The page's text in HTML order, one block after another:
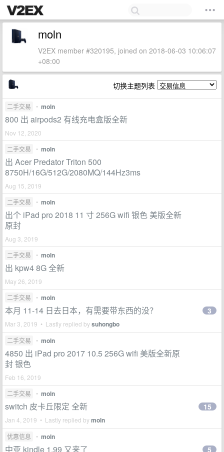
moln
V2EX member #320195, joined on 2018-06-03 10:06:07
+08:00
切换主题列表
二手交易 • moln
800 出 airpods2 有线充电盒版全新
Nov 12, 2020
二手交易
• moln
出 Acer Predator Triton 500
8750H/16G/512G/2080MQ/144Hz3ms
Aug 15, 2019
二手交易
• moln
出个 iPad pro 2018 11 寸 256G wifi 银色 美版全新
原封
Aug 3, 2019
二手交易
• moln
出 kpw4 8G 全新
May 26, 2019
二手交易
• moln
本月 11-14 日去日本，有需要带东西的没？
Mar 3, 2019 • Lastly replied bysuhongbo
3
二手交易 • moln
4850 出 iPad pro 2017 10.5 256G wifi 美版全新原
封 银色
Feb 16, 2019
二手交易
• moln
switch 皮卡丘限定 全新
Jan 4, 2019 • Lastly replied bymoln
15
优惠信息 • moln
中亚 kindle 1.99 又来了 5